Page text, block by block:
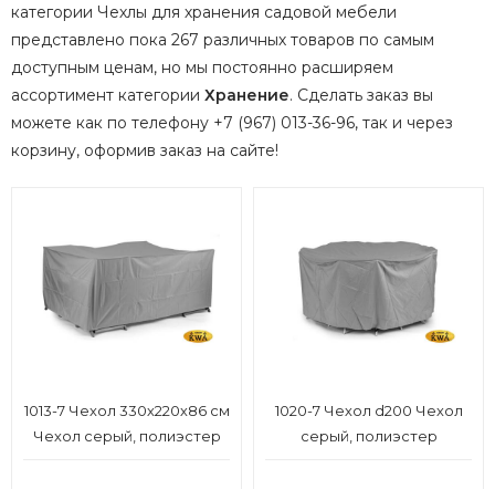
категории Чехлы для хранения садовой мебели
представлено пока 267 различных товаров по самым
доступным ценам, но мы постоянно расширяем
ассортимент категории Хранение. Сделать заказ вы
можете как по телефону +7 (967) 013-36-96, так и через
корзину, оформив заказ на сайте!
1013-7 Чехол 330х220х86 см
Чехол серый, полиэстер
1020-7 Чехол d200 Чехол
серый, полиэстер